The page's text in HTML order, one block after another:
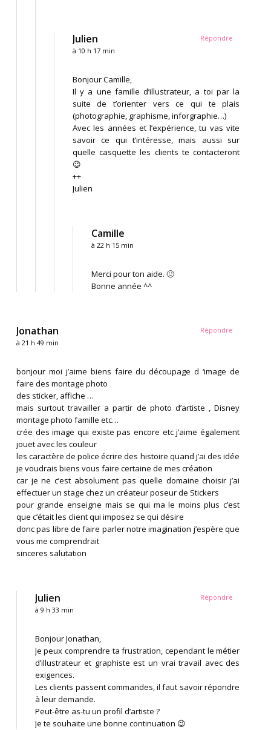
Julien
à 10 h 17 min
Bonjour Camille,
Il y a une famille d’illustrateur, a toi par la
suite de t’orienter vers ce qui te plais
(photographie, graphisme, inforgraphie…)
Avec les années et l’expérience, tu vas vite
savoir ce qui t’intéresse, mais aussi sur
quelle casquette les clients te contacteront
😉
++
Julien
Répondre
Camille
à 22 h 15 min
Merci pour ton aide. 🙂
Bonne année ^^
Jonathan
à 21 h 49 min
bonjour moi j’aime biens faire du découpage d ‘image de
faire des montage photo
des sticker, affiche …
mais surtout travailler a partir de photo d’artiste , Disney
montage photo famille etc…
crée des image qui existe pas encore etc j’aime également
jouet avec les couleur
les caractère de police écrire des histoire quand j’ai des idée
je voudrais biens vous faire certaine de mes création
car je ne c’est absolument pas quelle domaine choisir j’ai
effectuer un stage chez un créateur poseur de Stickers
pour grande enseigne mais se qui ma le moins plus c’est
que c’était les client qui imposez se qui désire
donc pas libre de faire parler notre imagination j’espère que
vous me comprendrait
sinceres salutation
Répondre
Julien
à 9 h 33 min
Bonjour Jonathan,
Je peux comprendre ta frustration, cependant le métier
d’illustrateur et graphiste est un vrai travail avec des
exigences.
Les clients passent commandes, il faut savoir répondre
à leur demande.
Peut-être as-tu un profil d’artiste ?
Je te souhaite une bonne continuation 😉
Répondre